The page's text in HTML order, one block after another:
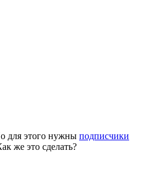
для этого нужны подписчики
же это сделать?